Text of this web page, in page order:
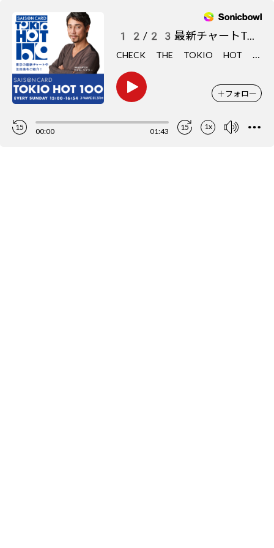
12/23最新チャートTOP5をCHECK
C
HECK THE TOKIO HOT 100
＋フォロー
15 00:00 01:43 15 1x